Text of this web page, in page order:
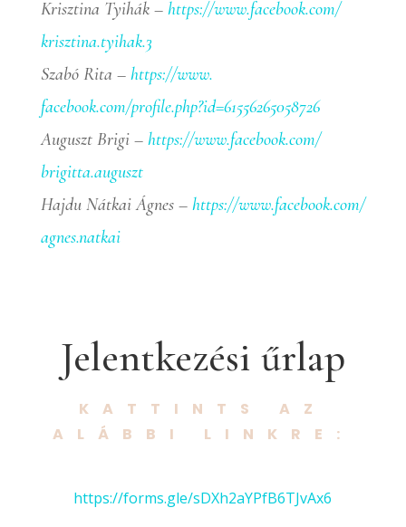
Krisztina Tyihák – https://www.facebook.com/
krisztina.tyihak.3
Szabó Rita – https://www.
facebook.com/profile.php?id=61556265058726
Auguszt Brigi – https://www.facebook.com/
brigitta.auguszt
Hajdu Nátkai Ágnes – https://www.facebook.com/
agnes.natkai
Jelentkezési űrlap
KATTINTS AZ
ALÁBBI LINKRE:
https://forms.gle/sDXh2aYPfB6TJvAx6